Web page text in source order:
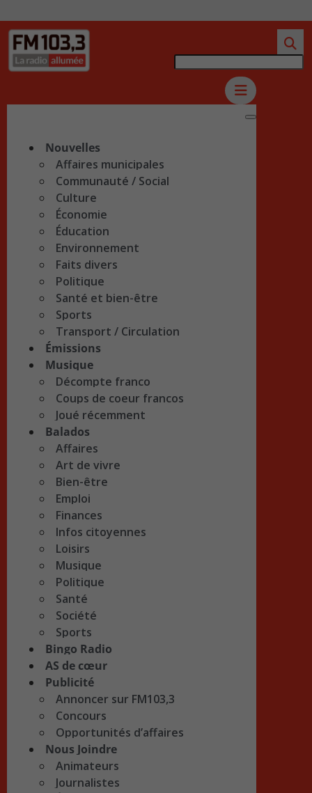
Nouvelles
Affaires municipales
Communauté / Social
Culture
Économie
Éducation
Environnement
Faits divers
Politique
Santé et bien-être
Sports
Transport / Circulation
Émissions
Musique
Décompte franco
Coups de coeur francos
Joué récemment
Balados
Affaires
Art de vivre
Bien-être
Emploi
Finances
Infos citoyennes
Loisirs
Musique
Politique
Santé
Société
Sports
Bingo Radio
AS de cœur
Publicité
Annoncer sur FM103,3
Concours
Opportunités d’affaires
Nous Joindre
Animateurs
Journalistes